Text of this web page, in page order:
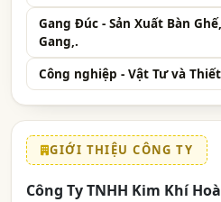
Gang Đúc - Sản Xuất Bàn
Gang,.
Công nghiệp - Vật Tư và
GIỚI THIỆU CÔNG TY
Công Ty TNHH Kim Khí